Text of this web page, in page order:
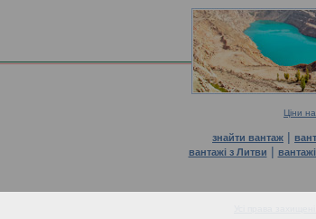
Ціни
знайти вантаж |
вантажі з Литви |